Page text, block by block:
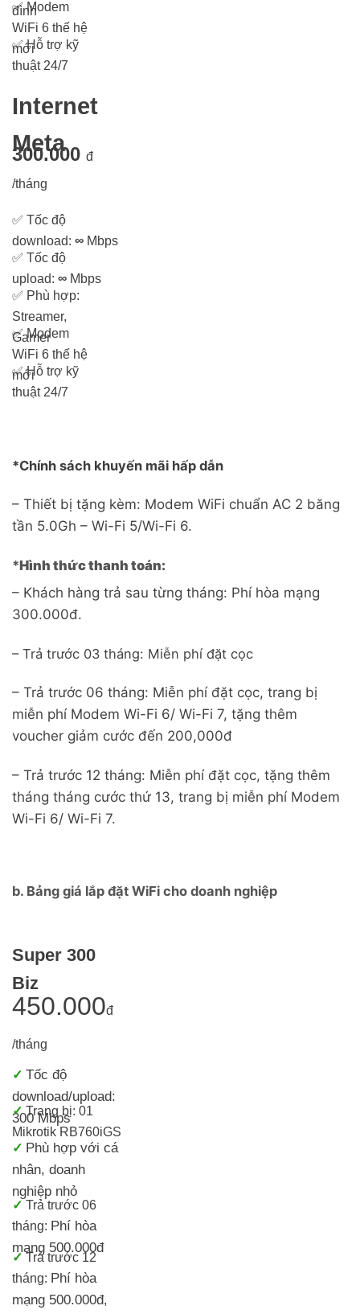
đình
✅Modem
WiFi 6 thế hệ
mới
✅Hỗ trợ kỹ
thuật 24/7
Internet
Meta
300.000 đ
/tháng
✅ Tốc độ
download: ∞ Mbps
✅ Tốc độ
upload: ∞ Mbps
✅ Phù hợp:
Streamer,
Gamer
✅Modem
WiFi 6 thế hệ
mới
✅Hỗ trợ kỹ
thuật 24/7
*Chính sách khuyến mãi hấp dẫn
– Thiết bị tặng kèm: Modem WiFi chuẩn AC 2 băng
tần 5.0Gh – Wi-Fi 5/Wi-Fi 6.
*Hình thức thanh toán:
– Khách hàng trả sau từng tháng: Phí hòa mạng
300.000đ.
– Trả trước 03 tháng: Miễn phí đặt cọc
– Trả trước 06 tháng: Miễn phí đặt cọc, trang bị
miễn phí Modem Wi-Fi 6/ Wi-Fi 7, tặng thêm
voucher giảm cước đến 200,000đ
– Trả trước 12 tháng: Miễn phí đặt cọc, tặng thêm
tháng tháng cước thứ 13, trang bị miễn phí Modem
Wi-Fi 6/ Wi-Fi 7.
b. Bảng giá lắp đặt WiFi cho doanh nghiệp
Super 300
Biz
450.000đ
/tháng
✓ Tốc độ
download/upload:
300 Mbps
✓Trang bị: 01
Mikrotik RB760iGS
✓ Phù hợp với cá
nhân, doanh
nghiệp nhỏ
✓ Trả trước 06
tháng: Phí hòa
mạng 500.000đ
✓ Trả trước 12
tháng: Phí hòa
mạng 500.000đ,